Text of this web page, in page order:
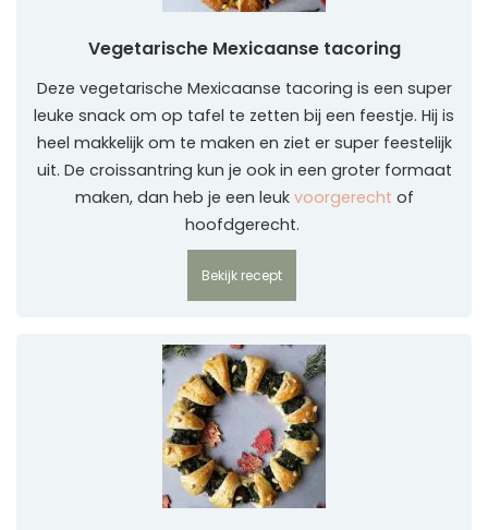
Vegetarische Mexicaanse tacoring
Deze vegetarische Mexicaanse tacoring is een super
leuke snack om op tafel te zetten bij een feestje. Hij is
heel makkelijk om te maken en ziet er super feestelijk
uit. De croissantring kun je ook in een groter formaat
maken, dan heb je een leuk voorgerecht of
hoofdgerecht.
Bekijk recept